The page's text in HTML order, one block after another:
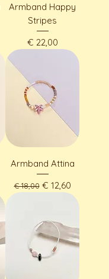
Armband Happy
Stripes
Preis
€ 22,00
Armband Attina
Standardpreis
€ 18,00 Sale-Preis
€ 12,60